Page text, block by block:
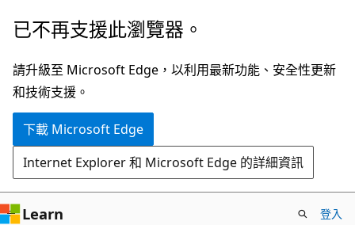
跳
主
要
內
跳
頁
面
內
覽
已不再支援此瀏覽器。
請升級至 Microsoft Edge，以利用最新功能、安全性更新
和技術支援。
下載 Microsoft Edge
Internet Explorer 和 Microsoft Edge 的詳細資訊
Learn 登入